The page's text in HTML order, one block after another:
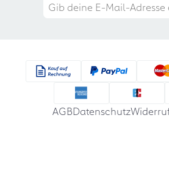
AGBDatenschutz